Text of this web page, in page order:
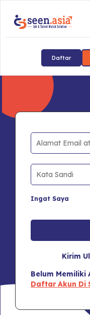
Daftar
Ingat Saya
Kirim
Belum Memiliki
Daftar Akun Di